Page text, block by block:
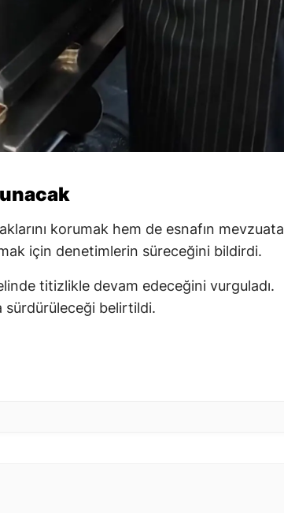
korumak hem de esnafın mevzuata
için denetimlerin süreceğini bildirdi.
titizlikle devam edeceğini vurguladı.
sürdürüleceği belirtildi.